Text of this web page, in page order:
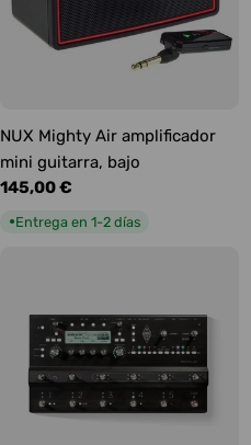
NUX Mighty Air amplificador
mini guitarra, bajo
Precio
145,00 €
●Entrega en 1-2 días